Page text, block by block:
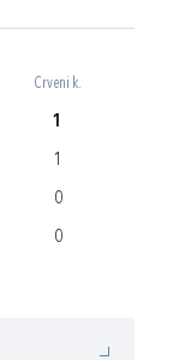
Crveni k.
1
1
0
0